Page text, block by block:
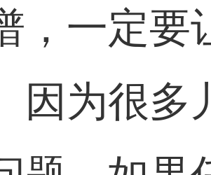
，一定要
因为很多